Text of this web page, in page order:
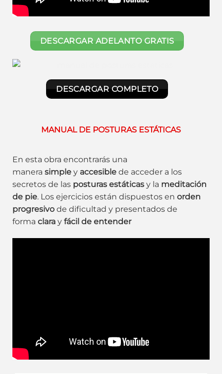
DESCARGAR ADELANTO GRATIS
DESCARGAR COMPLETO
MANUAL DE POSTURAS ESTÁTICAS
En esta obra encontrarás una
manera simple y accesible de acceder a los
secretos de las posturas estáticas y la meditación
de pie. Los ejercicios están dispuestos en orden
progresivo de dificultad y presentados de
forma clara y fácil de entender